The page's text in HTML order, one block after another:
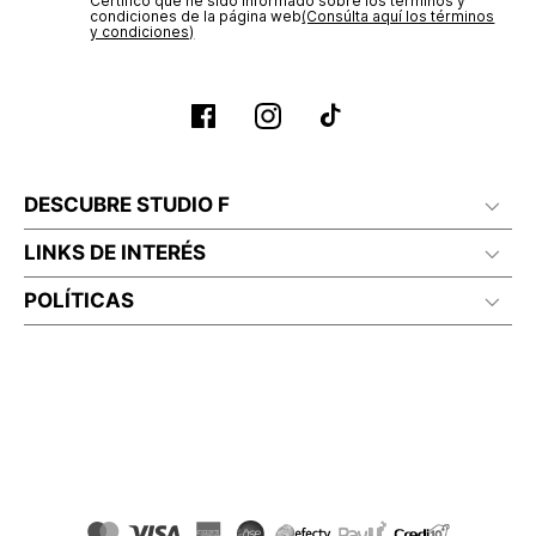
condiciones de la página web‎(Consúlta aquí los términos
y condiciones)
DESCUBRE STUDIO F
LINKS DE INTERÉS
POLÍTICAS